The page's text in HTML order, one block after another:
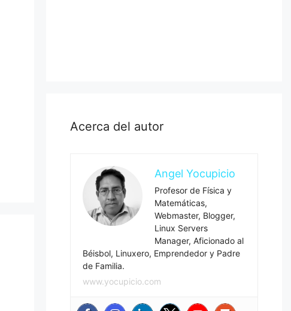
Acerca del autor
Angel Yocupicio
Profesor de Física y
Matemáticas,
Webmaster, Blogger,
Linux Servers
Manager, Aficionado al
Béisbol, Linuxero, Emprendedor y Padre
de Familia.
www.yocupicio.com